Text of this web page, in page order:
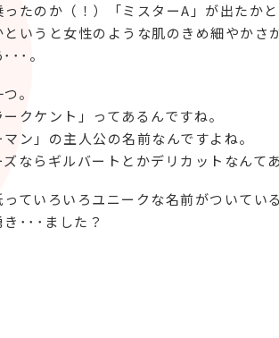
たのか（！）「ミスターA」が出たか
いうと女性のような肌のきめ細やかさ
･･。
。
クケント」ってあるんですね。
ン」の主人公の名前なんですよね。
ならギルバートとかデリカットなんて
ていろいろユニークな名前がついている
･･･ました？